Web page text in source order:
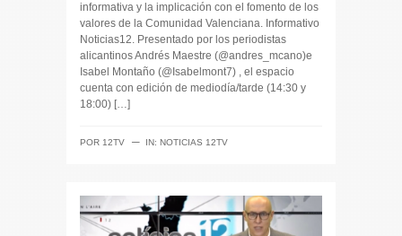
informativa y la implicación con el fomento de los
valores de la Comunidad Valenciana. Informativo
Noticias12. Presentado por los periodistas
alicantinos Andrés Maestre (@andres_mcano)e
Isabel Montaño (@Isabelmont7) , el espacio
cuenta con edición de mediodía/tarde (14:30 y
18:00) […]
POR 12TV ─ IN: NOTICIAS 12TV